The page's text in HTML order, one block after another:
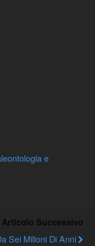
e
Articolo Successivo
Sei Milioni Di Anni